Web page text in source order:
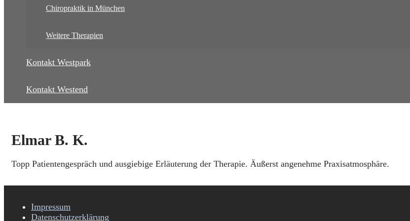
Chiropraktik in München
Weitere Therapien
Kontakt Westpark
Kontakt Westend
Elmar B. K.
Topp Patientengespräch und ausgiebige Erläuterung der Therapie. Äußerst angenehme Praxisatmosphäre.
Impressum
Datenschutzerklärung